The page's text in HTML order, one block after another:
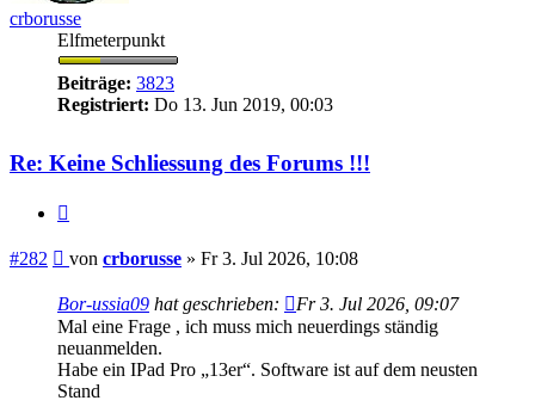
crborusse
Elfmeterpunkt
Beiträge: 3823
Registriert: Do 13. Jun 2019, 00:03
Re: Keine Schliessung des Forums !!!
#282 Beitrag
von crborusse » Fr 3. Jul 2026, 10:08
Bor-ussia09 hat geschrieben:
Fr 3. Jul 2026, 09:07
Mal eine Frage , ich muss mich neuerdings ständig
neuanmelden.
Habe ein IPad Pro „13er“. Software ist auf dem neusten
Stand